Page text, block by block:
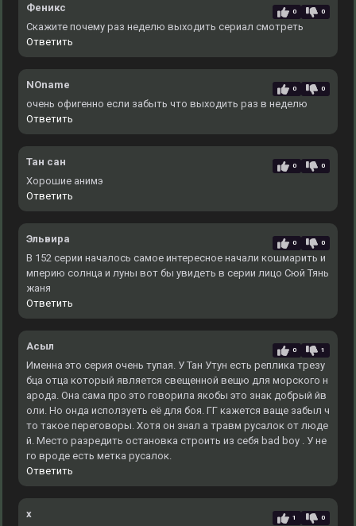
Феникс 0 0
Скажите почему раз неделю выходить сериал смотреть
Ответить
NOname 0 0
очень офигенно если забыть что выходить раз в неделю
Ответить
Тан сан 0 0
Хорошие анимэ
Ответить
Эльвира 0 0
В 152 серии началось самое интересное начали кошмарить и
мперию солнца и луны вот бы увидеть в серии лицо Сюй Тянь
жаня
Ответить
Асыл 0 1
Именна это серия очень тупая. У Тан Утун есть реплика трезу
бца отца который является свещенной вещю для морского н
арода. Она сама про это говорила якобы это знак добрый йв
оли. Но онда исползуеть её для боя. ГГ кажется ваще забыл ч
то такое переговоры. Хотя он знал а травм русалок от люде
й. Место разредить остановка строить из себя bad boy . У не
го вроде есть метка русалок.
Ответить
x 1 0